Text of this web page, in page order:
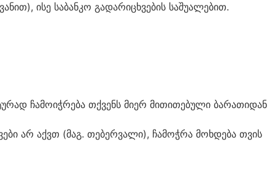
ისე საბანკო გადარიცხვების საშუალებით.
ჩამოიჭრება თქვენს მიერ მითითებული ბარათიდან
არ აქვთ (მაგ. თებერვალი), ჩამოჭრა მოხდება თვის